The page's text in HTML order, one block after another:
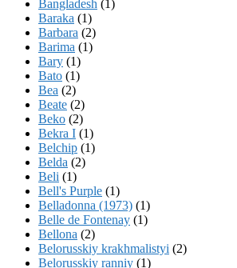
Bangladesh (1)
Baraka (1)
Barbara (2)
Barima (1)
Bary (1)
Bato (1)
Bea (2)
Beate (2)
Beko (2)
Bekra I (1)
Belchip (1)
Belda (2)
Beli (1)
Bell's Purple (1)
Belladonna (1973) (1)
Belle de Fontenay (1)
Bellona (2)
Belorusskiy krakhmalistyi (2)
Belorusskiy ranniy (1)